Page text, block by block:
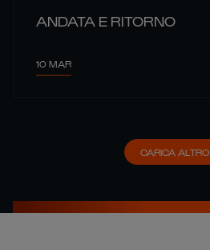
ANDATA E RITORNO
10 MAR
CARICA ALTRO